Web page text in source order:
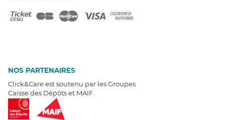
NOS PARTENAIRES
Click&Care est soutenu par les Groupes
Caisse des Dépôts et MAIF.